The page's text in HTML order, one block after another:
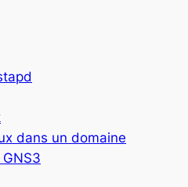
dans un domaine